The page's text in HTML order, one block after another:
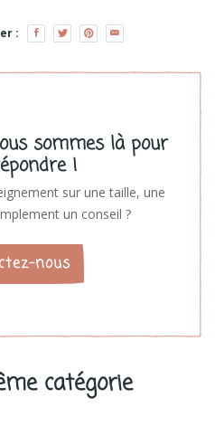
les produits
:
sommes là pour
!
sur une taille, une
un conseil ?
nous
catégorie